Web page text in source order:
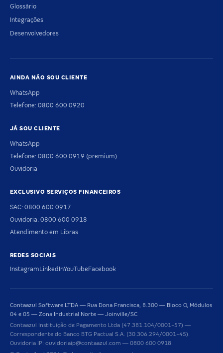
Glossário
Integrações
Desenvolvedores
AINDA NÃO SOU CLIENTE
WhatsApp
Telefone: 0800 600 0920
JÁ SOU CLIENTE
WhatsApp
Telefone: 0800 600 0919 (premium)
Ouvidoria
EXCLUSIVO SERVIÇOS FINANCEIROS
SAC: 0800 600 0917
Ouvidoria: 0800 600 0918
Atendimento em Libras
REDES SOCIAIS
InstagramLinkedInYouTubeFacebook
Contaazul Software LTDA — Rua Dona Francisca, 8.300 — Bloco O, Módulos
04 e 05 — Zona Industrial Norte — Joinville/SC
Contaazul Instituição de Pagamento Ltda (47.381.104/0001-57) —
Correspondente do Banco BTG Pactual S.A. (30.306.294/0001-45).
Ouvidoria IP: ouvidoriaip@contaazul.com — 0800 600 0918.